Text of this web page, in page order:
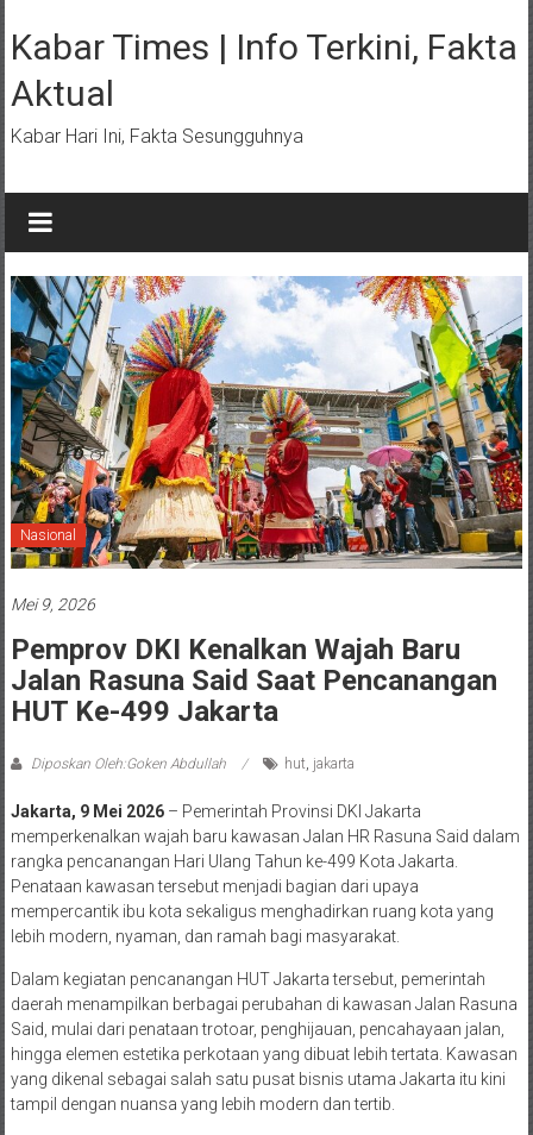
ke
konten
Kabar Times | Info Terkini, Fakta
Aktual
Kabar Hari Ini, Fakta Sesungguhnya
Nasional
Mei 9, 2026
Pemprov DKI Kenalkan Wajah Baru
Jalan Rasuna Said Saat Pencanangan
HUT Ke-499 Jakarta
Diposkan Oleh:Goken Abdullah hut, jakarta
Jakarta, 9 Mei 2026– Pemerintah Provinsi DKI Jakarta
memperkenalkan wajah baru kawasan Jalan HR Rasuna Said dalam
rangka pencanangan Hari Ulang Tahun ke-499 Kota Jakarta.
Penataan kawasan tersebut menjadi bagian dari upaya
mempercantik ibu kota sekaligus menghadirkan ruang kota yang
lebih modern, nyaman, dan ramah bagi masyarakat.
Dalam kegiatan pencanangan HUT Jakarta tersebut, pemerintah
daerah menampilkan berbagai perubahan di kawasan Jalan Rasuna
Said, mulai dari penataan trotoar, penghijauan, pencahayaan jalan,
hingga elemen estetika perkotaan yang dibuat lebih tertata. Kawasan
yang dikenal sebagai salah satu pusat bisnis utama Jakarta itu kini
tampil dengan nuansa yang lebih modern dan tertib.